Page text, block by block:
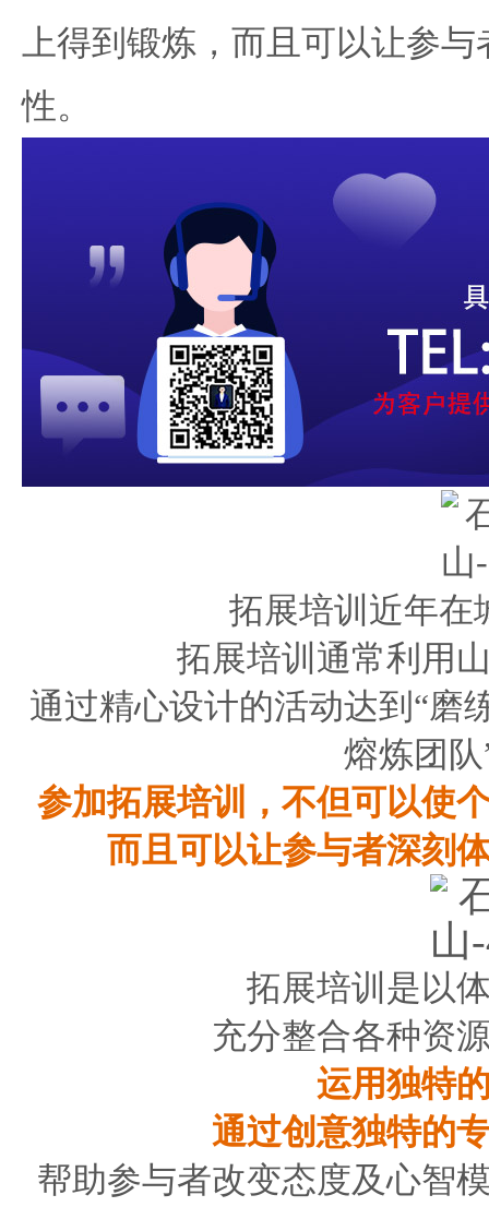
上得到锻炼，而且可以让参
性。
拓展培训近年在
拓展培训通常利用
通过精心设计的活动达到“磨
熔炼团
参加拓展培训，不但可以使
而且可以让参与者深刻
拓展培训是以
充分整合各种资
运用独特
通过创意独特的
帮助参与者改变态度及心智